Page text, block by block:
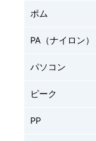
ポム
PA（ナイロン）
パソコン
ピーク
PP